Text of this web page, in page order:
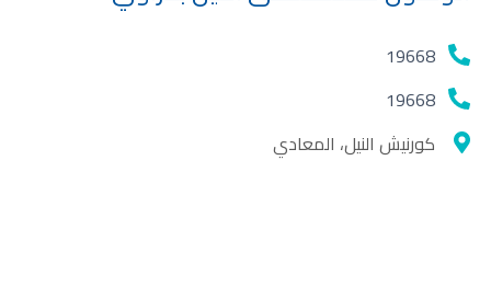
19668
19668
كورنيش النيل، المعادي